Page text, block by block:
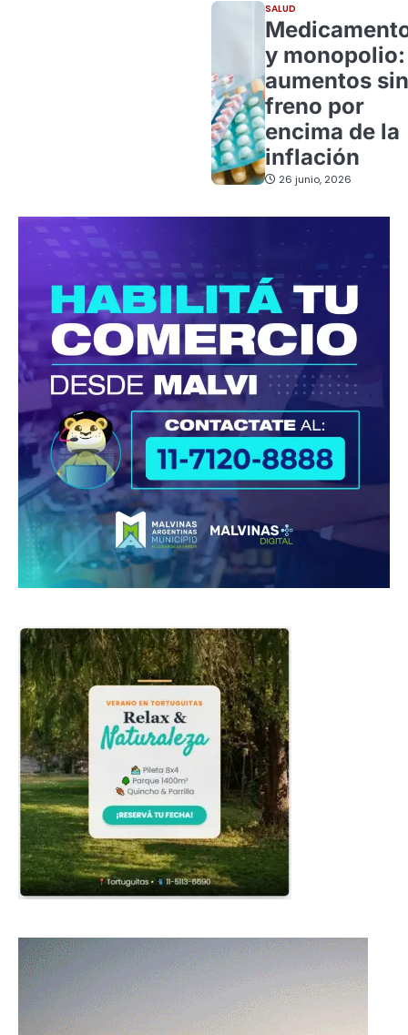
SALUD
y monopolio:
aumentos sin
freno por
encima de la
inflación
26 junio, 2026